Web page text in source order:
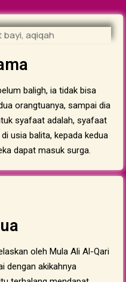
baligh, ia tidak bisa
orangtuanya, sampai dia
syafaat adalah, syafaat
usia balita, kepada kedua
dapat masuk surga.
oleh Mula Ali Al-Qari
dengan akikahnya